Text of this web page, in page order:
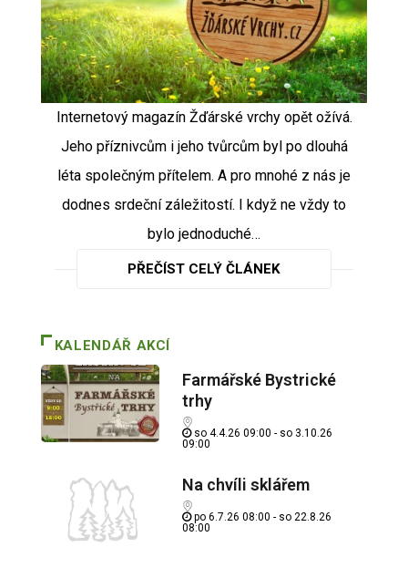
Internetový magazín Žďárské vrchy opět ožívá.
Jeho příznivcům i jeho tvůrcům byl po dlouhá
léta společným přítelem. A pro mnohé z nás je
dodnes srdeční záležitostí. I když ne vždy to
bylo jednoduché…
PŘEČÍST CELÝ ČLÁNEK
KALENDÁŘ AKCÍ
Farmářské Bystrické
trhy
so 4.4.26 09:00 - so 3.10.26
09:00
Na chvíli sklářem
po 6.7.26 08:00 - so 22.8.26
08:00